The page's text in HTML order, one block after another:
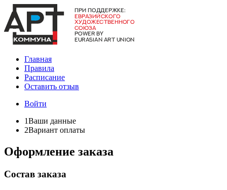
Главная
Правила
Расписание
Оставить отзыв
Войти
1Ваши данные
2Вариант оплаты
Оформление заказа
Состав заказа